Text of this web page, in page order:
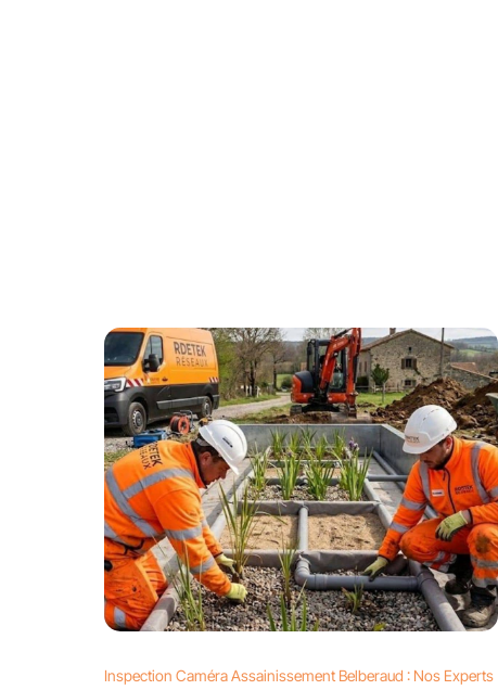
Inspection Caméra Assainissement Belberaud : Nos Experts